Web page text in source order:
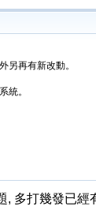
另再有新改動。
統。
, 多打幾發已經